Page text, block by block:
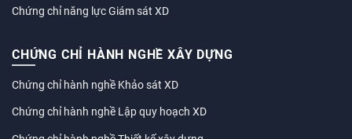
Chứng chỉ năng lực Giám sát XD
CHỨNG CHỈ HÀNH NGHỀ XÂY DỰNG
Chứng chỉ hành nghề Khảo sát XD
Chứng chỉ hành nghề Lập quy hoạch XD